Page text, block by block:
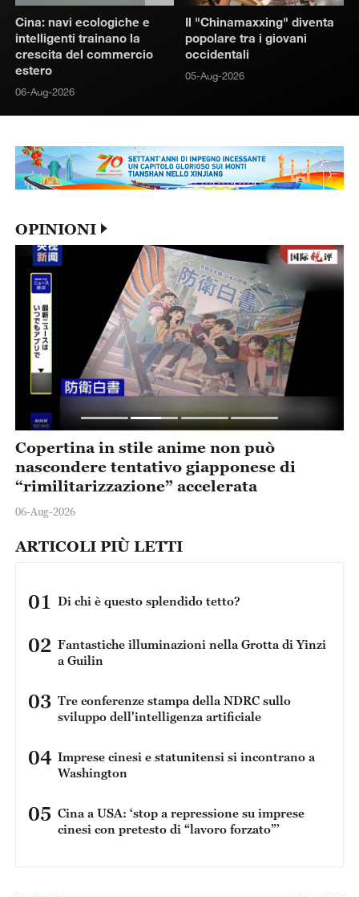
Cina: navi ecologiche e
intelligenti trainano la
crescita del commercio
estero
06-Aug-2026
Il "Chinamaxxing" diventa
popolare tra i giovani
occidentali
05-Aug-2026
OPINIONI
Copertina in stile anime non può
nascondere tentativo giapponese di
“rimilitarizzazione” accelerata
06-Aug-2026
ARTICOLI PIÙ LETTI
01 Di chi è questo splendido tetto?
02 Fantastiche illuminazioni nella Grotta di Yinzi
a Guilin
03 Tre conferenze stampa della NDRC sullo
sviluppo dell'intelligenza artificiale
04 Imprese cinesi e statunitensi si incontrano a
Washington
05 Cina a USA: ‘stop a repressione su imprese
cinesi con pretesto di “lavoro forzato”’